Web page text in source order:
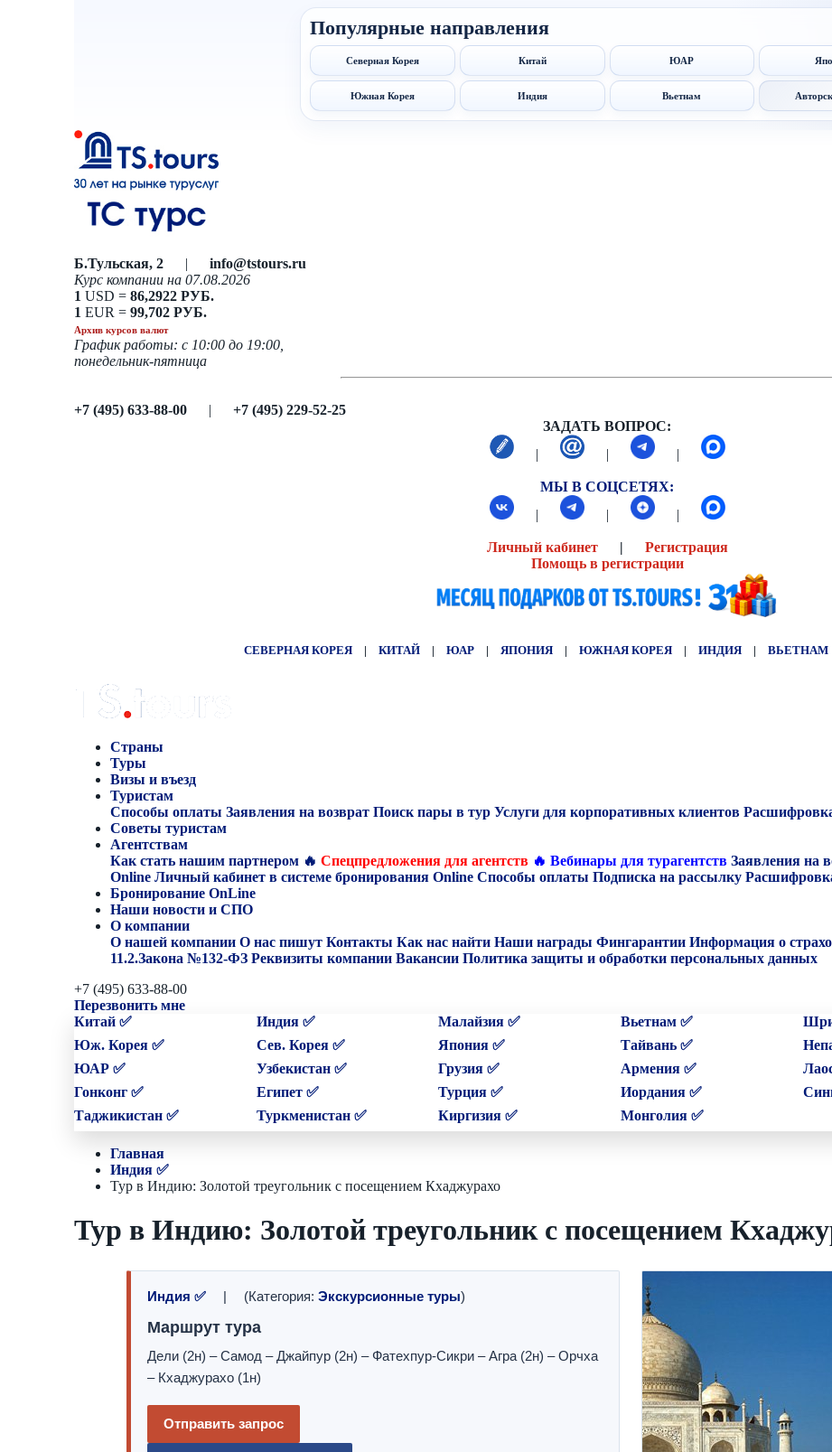
Популярные направления
Северная Корея Китай ЮАР
Южная Корея Индия Вьетнам
Б.Тульская, 2 | info@tstours.ru
Курс компании на 07.08.2026
1 USD = 86,2922 РУБ.
1 EUR = 99,702 РУБ.
Архив курсов валют
График работы: с 10:00 до 19:00,
понедельник-пятница
+7 (495) 633-88-00 | +7 (495) 229-52-25
ЗАДАТЬ ВОПРОС:
|
| |
МЫ В СОЦСЕТЯХ:
|
| |
Личный кабинет| Регистрация
Помощь в регистрации
СЕВЕРНАЯ КОРЕЯ | КИТАЙ | ЮАР | ЯПОНИЯ | ЮЖНАЯ КОРЕЯ | ИНДИЯ | ВЬЕТНАМ
Страны
Туры
Визы и въезд
Туристам
Способы оплаты Заявления на возврат Поиск пары в тур Услуги для корпоративных клиентов
Советы туристам
Агентствам
Как стать нашим партнером 🔥 Спецпредложения для агентств 🔥 Вебинары для турагентств Заявления на
Online Личный кабинет в системе бронирования Online Способы оплаты Подписка на рассылку
Бронирование OnLine
Наши новости и СПО
О компании
О нашей компании О нас пишут Контакты Как нас найти Наши награды Фингарантии Информация о
11.2.Закона №132-ФЗ Реквизиты компании Вакансии Политика защиты и обработки персональных данных
+7 (495) 633-88-00
Перезвонить мне
Китай ✅
Индия ✅ Малайзия ✅ Вьетнам ✅
Юж. Корея ✅
Сев. Корея ✅ Япония ✅ Тайвань ✅
ЮАР ✅
Узбекистан ✅ Грузия ✅ Армения ✅
Гонконг ✅
Египет ✅ Турция ✅ Иордания ✅
Таджикистан ✅
Туркменистан ✅ Киргизия ✅ Монголия ✅
Главная
Индия ✅
Тур в Индию: Золотой треугольник с посещением Кхаджурахо
Тур в Индию: Золотой треугольник с посещением
Индия ✅ | (Категория: Экскурсионные туры)
Маршрут тура
Дели (2н) – Самод – Джайпур (2н) – Фатехпур-Сикри – Агра (2н) – Орчха
– Кхаджурахо (1н)
Отправить запрос